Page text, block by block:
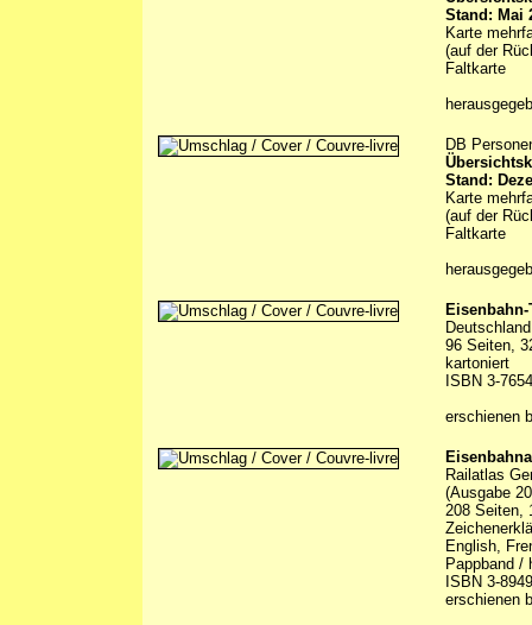
Stand: Mai
Karte
(auf der
Faltkarte
DB
Stand:
Karte
(auf der
Faltkarte
96 Seiten,
kartoniert
ISBN 3-
erschienen
Railatlas
(Ausgabe
208 Seiten,
English,
Pappband /
ISBN 3-
erschienen